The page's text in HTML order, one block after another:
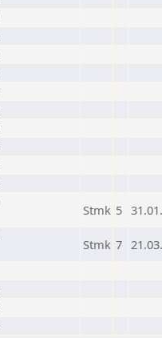
Stmk 5
Stmk 7